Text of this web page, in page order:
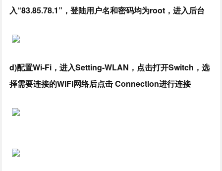
入“83.85.78.1”，登陆用户名和密码均为root，进入后台
d)配置Wi-Fi，进入Setting-WLAN，点击打开Switch，选
择需要连接的WiFi网络后点击 Connection进行连接